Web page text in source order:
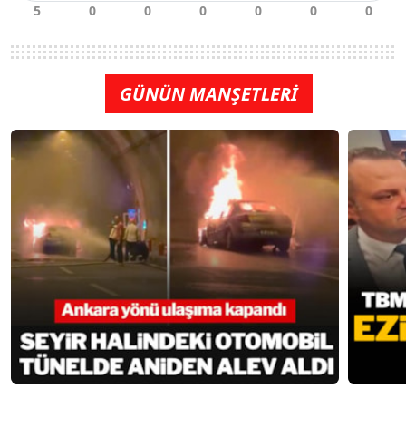
GÜNÜN MANŞETLERİ